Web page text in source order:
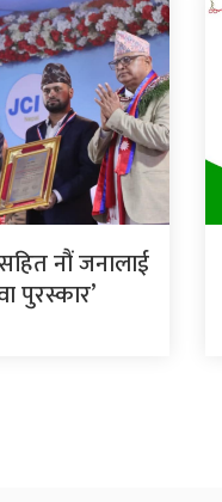
नौं जनालाई
पुरस्कार’